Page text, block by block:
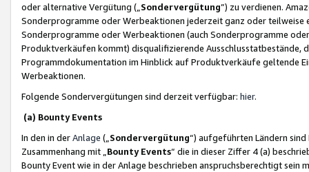
oder alternative Vergütung („ Sondervergütung”) zu verdienen.
Sonderprogramme oder Werbeaktionen jederzeit ganz oder
Sonderprogramme oder Werbeaktionen (auch Sonderprogramme
Produktverkäufen kommt) disqualifizierende Ausschlusstatbestände,
Programmdokumentation im Hinblick auf Produktverkäufe geltende
Werbeaktionen.
Folgende Sondervergütungen sind derzeit verfügbar: hier.
(a) Bounty Events
In den in derAnlage („ Sondervergütung“) aufgeführten Ländern
Zusammenhang mit „ Bounty Events“ die in dieser Ziffer 4 (a)
Bounty Event wie in der Anlage beschrieben anspruchsberechtigt sein